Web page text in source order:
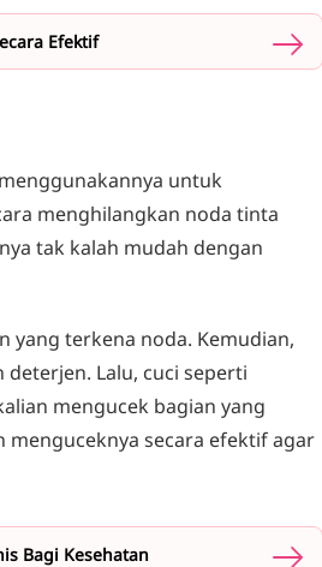
Efektif
untuk
menghilangkan noda tinta
tak kalah mudah dengan
yang terkena noda. Kemudian,
Lalu, cuci seperti
mengucek bagian yang
menguceknya secara efektif agar
Bagi Kesehatan